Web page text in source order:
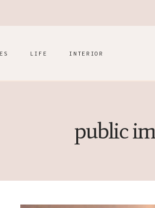
LIFE INTERIOR
public